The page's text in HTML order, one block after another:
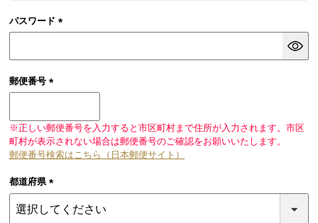
パスワード
郵便番号
※正しい郵便番号を入力すると市区町村まで住所が入力されます。市区
町村が表示されない場合は郵便番号のご確認をお願いいたします。
郵便番号検索はこちら（日本郵便サイト）
都道府県
須)